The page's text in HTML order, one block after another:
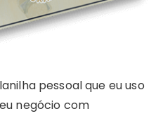
pessoal que eu uso
negócio com